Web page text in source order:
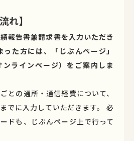
れ】
報告書兼請求書を入力いただき
った方には、「じぶんページ」
ンラインページ）をご案内しま
との通所・通信経費について、
でに入力していただきます。 必
ドも、じぶんページ上で行って